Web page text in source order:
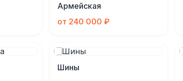
Армейская
от 240 000 ₽
Шины